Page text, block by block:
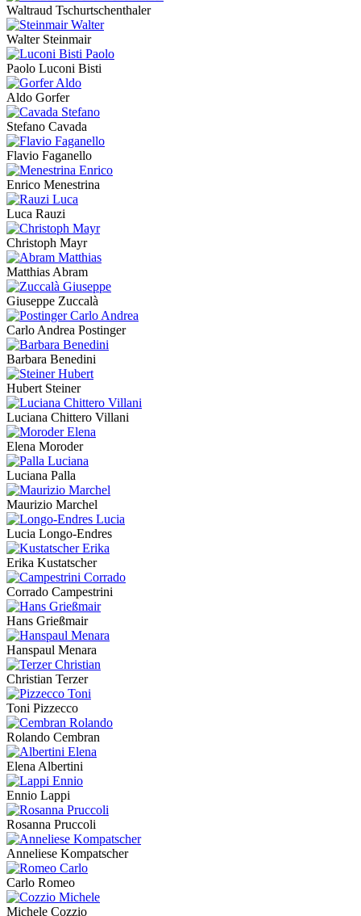
Waltraud Tschurtschenthaler
Walter Steinmair
Paolo Luconi Bisti
Aldo Gorfer
Stefano Cavada
Flavio Faganello
Enrico Menestrina
Luca Rauzi
Christoph Mayr
Matthias Abram
Giuseppe Zuccalà
Carlo Andrea Postinger
Barbara Benedini
Hubert Steiner
Luciana Chittero Villani
Elena Moroder
Luciana Palla
Maurizio Marchel
Lucia Longo-Endres
Erika Kustatscher
Corrado Campestrini
Hans Grießmair
Hanspaul Menara
Christian Terzer
Toni Pizzecco
Rolando Cembran
Elena Albertini
Ennio Lappi
Rosanna Pruccoli
Anneliese Kompatscher
Carlo Romeo
Michele Cozzio